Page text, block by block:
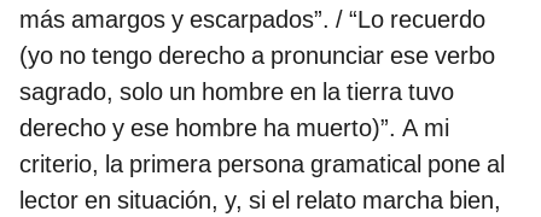
más amargos y escarpados”. / “Lo recuerdo
(yo no tengo derecho a pronunciar ese verbo
sagrado, solo un hombre en la tierra tuvo
derecho y ese hombre ha muerto)”. A mi
criterio, la primera persona gramatical pone al
lector en situación, y, si el relato marcha bien,